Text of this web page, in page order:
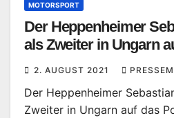
MOTORSPORT
Der Heppenheimer
als Zweiter in Ungarn
2. AUGUST 2021
Der Heppenheimer
Zweiter in Ungarn auf das